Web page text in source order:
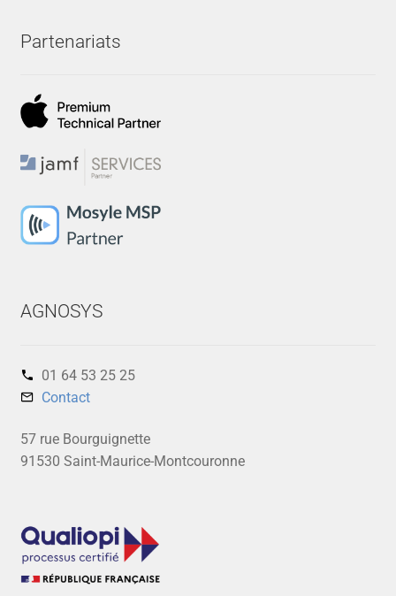
Partenariats
AGNOSYS
01 64 53 25 25‬
Contact
57 rue Bourguignette
91530 Saint-Maurice-Montcouronne